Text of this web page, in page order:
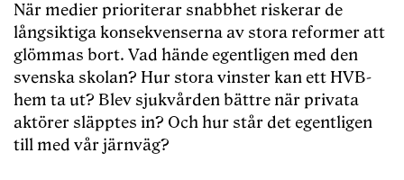
När medier prioriterar snabbhet riskerar de
långsiktiga konsekvenserna av stora reformer att
glömmas bort. Vad hände egentligen med den
svenska skolan? Hur stora vinster kan ett HVB-
hem ta ut? Blev sjukvården bättre när privata
aktörer släpptes in? Och hur står det egentligen
till med vår järnväg?